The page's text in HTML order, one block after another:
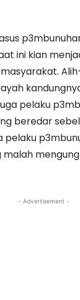
ini kian
pelaku
beredar
pelaku
malah
- Advertisement -